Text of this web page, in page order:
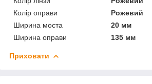
Колір оправи
Рожевий
Ширина моста
20 мм
Ширина оправи
135 мм
Приховати